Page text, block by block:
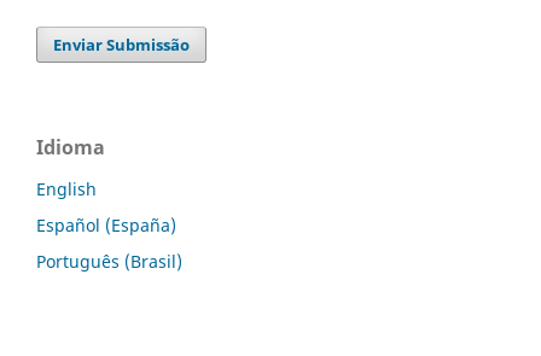
Enviar Submissão
Idioma
English
Español (España)
Português (Brasil)